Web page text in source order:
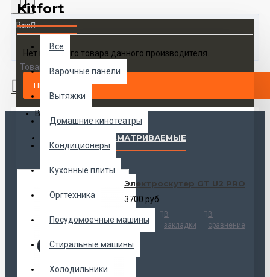
Все
Все
Варочные панели
Вытяжки
Домашние кинотеатры
Кондиционеры
Кухонные плиты
Оргтехника
Посудомоечные машины
Стиральные машины
Холодильники
Товаров 0 (0 руб.)
Ваша корзина пуста!
Kitfort
Нет ни одного товара данного производителя.
ПРОДОЛЖИТЬ
НАИБОЛЕЕ ПРОСМАТРИВАЕМЫЕ
Электроскутер GT U2 PRO
3700 руб.
В
закладки
В
сравнение